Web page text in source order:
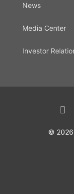
News
Media Center
Investor
© 2026